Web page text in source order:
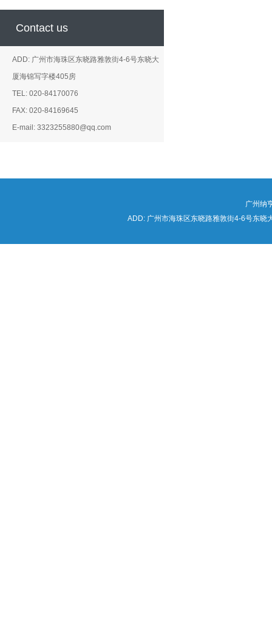
Contact us
ADD: 广州市海珠区东晓路雅敦街4-6号东晓大
厦海锦写字楼405房
TEL: 020-84170076
FAX: 020-84169645
E-mail: 3323255880@qq.com
广州纳
ADD: 广州市海珠区东晓路雅敦街4-6号东